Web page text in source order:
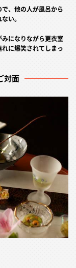
、他の人が風呂から
い。
になりながら更衣室
に爆笑されてしまっ
対面